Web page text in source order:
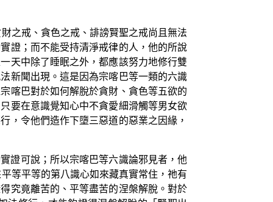
之戒、貪色之戒、誹謗賢聖之戒尚且無法
證；而不能受持清淨戒律的人，他的所說
天中除了睡眠之外，都應該努力地修行雙
新聞出現。這是因為宗喀巴等一類的六識
喀巴對於如何解脫於貪財、貪色等五欲的
要在意識覺知心中不貪愛細滑觸等男女欲
，令他們造作下墮三惡道的惡業之因緣，
證可說；所以宗喀巴等六識論邪見者，他
等平等的第八識心如來藏真實常住，祂有
究竟離苦的、平等盡苦的涅槃解脫。對於